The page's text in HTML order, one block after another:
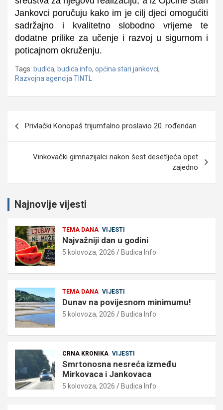
Jankovci poručuju kako im je cilj djeci omogućiti
sadržajno i kvalitetno slobodno vrijeme te
dodatne prilike za učenje i razvoj u sigurnom i
poticajnom okruženju.
Tags: budica, budica.info, općina stari jankovci,
Razvojna agencija TINTL
Privlački Konopaš trijumfalno proslavio 20. rođendan
Vinkovački gimnazijalci nakon šest desetljeća opet
zajedno
Najnovije vijesti
TEMA DANA VIJESTI
Najvažniji dan u godini
5 kolovoza, 2026 Budica Info
TEMA DANA VIJESTI
Dunav na povijesnom minimumu!
5 kolovoza, 2026 Budica Info
CRNA KRONIKA VIJESTI
Smrtonosna nesreća između
Mirkovaca i Jankovaca
5 kolovoza, 2026 Budica Info